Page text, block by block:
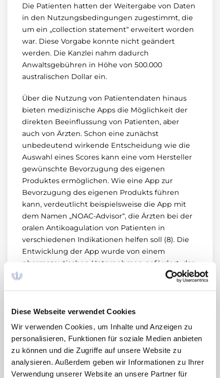
Diese Webseite verwendet Cookies
Wir verwenden Cookies, um Inhalte und Anzeigen zu
personalisieren, Funktionen für soziale Medien anbieten
zu können und die Zugriffe auf unsere Website zu
analysieren. Außerdem geben wir Informationen zu Ihrer
Verwendung unserer Website an unsere Partner für
Die Patienten hatten der Weitergabe von Daten
in den Nutzungsbedingungen zugestimmt, die
um ein „collection statement“ erweitert worden
war. Diese Vorgabe konnte nicht geändert
werden. Die Kanzlei nahm dadurch
Anwaltsgebühren in Höhe von 500.000
australischen Dollar ein.
Über die Nutzung von Patientendaten hinaus
bieten medizinische Apps die Möglichkeit der
direkten Beeinflussung von Patienten, aber
auch von Ärzten. Schon eine zunächst
unbedeutend wirkende Entscheidung wie die
Auswahl eines Scores kann eine vom Hersteller
gewünschte Bevorzugung des eigenen
Produktes ermöglichen. Wie eine App zur
Bevorzugung des eigenen Produkts führen
kann, verdeutlicht beispielsweise die App mit
dem Namen „NOAC-Advisor“, die Ärzten bei der
oralen Antikoagulation von Patienten in
verschiedenen Indikationen helfen soll (8). Die
Entwicklung der App wurde von einem
pharmazeutischen Unternehmen gefördert, das
Zulassungsinhaber eines neuen oder direkten
beispielsweise beim Vorhofflimmern nur als
Mittel der 2. Wahl aufgeführt – Empfehlungen,
die VKA in dieser Indikation als mindestens
gleichwertig mit DOAK einschätzen, werden
nicht berücksichtigt (9).